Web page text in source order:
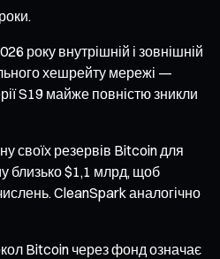
року внутрішній і зовнішній
хешрейту мережі —
S19 майже повністю зникли
своїх резервів Bitcoin для
близько $1,1 млрд, щоб
CleanSpark аналогічно
Bitcoin через фонд означає